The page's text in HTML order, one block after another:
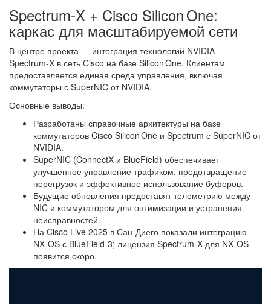
Spectrum‑X + Cisco Silicon One:
каркас для масштабируемой сети
В центре проекта — интеграция технологий NVIDIA
Spectrum‑X в сеть Cisco на базе Silicon One. Клиентам
предоставляется единая среда управления, включая
коммутаторы с SuperNIC от NVIDIA.
Основные выводы:
Разработаны справочные архитектуры на базе
коммутаторов Cisco Silicon One и Spectrum с SuperNIC от
NVIDIA.
SuperNIC (ConnectX и BlueField) обеспечивает
улучшенное управление трафиком, предотвращение
перегрузок и эффективное использование буферов.
Будущие обновления предоставят телеметрию между
NIC и коммутатором для оптимизации и устранения
неисправностей.
На Cisco Live 2025 в Сан-Диего показали интеграцию
NX‑OS с BlueField‑3; лицензия Spectrum‑X для NX‑OS
появится скоро.